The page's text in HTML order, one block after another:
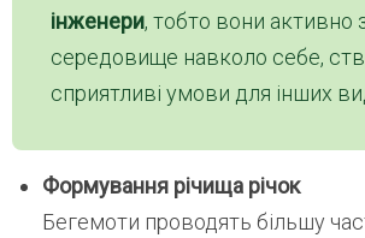
інженери, тобто вони активно
середовище навколо себе,
сприятливі умови для інших
Формування річища річок
Бегемоти проводять більшу